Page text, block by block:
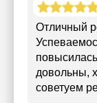
Отличный
довольны,
советуем